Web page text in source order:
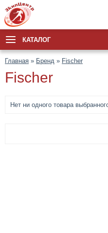
КАТАЛОГ
Главная » Бренд » Fischer
Fischer
Нет ни одного товара